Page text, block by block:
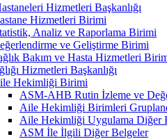
Hizmetleri Başkanlığı
Hizmetleri Birimi
Analiz ve Raporlama Birimi
ve Geliştirme Birimi
Bakım ve Hasta Hizmetleri
Hizmetleri Başkanlığı
Hekimliği Birimi
ASM-AHB Rutin İzleme ve
Aile Hekimliği Birimleri
Aile Hekimliği Uygulama Diğer
ASM İle İlgili Diğer Belgeler